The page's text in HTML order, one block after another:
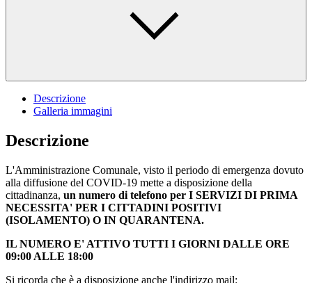
Descrizione
Galleria immagini
Descrizione
L'Amministrazione Comunale, visto il periodo di emergenza dovuto
alla diffusione del COVID-19 mette a disposizione della
cittadinanza, un numero di telefono per I SERVIZI DI PRIMA
NECESSITA' PER I CITTADINI POSITIVI
(ISOLAMENTO) O IN QUARANTENA.
IL NUMERO E' ATTIVO TUTTI I GIORNI DALLE ORE
09:00 ALLE 18:00
Si ricorda che è a disposizione anche l'indirizzo mail: